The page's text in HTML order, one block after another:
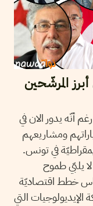
المرشّحين
أنّه يدور الان في
ومشاريعهم
في تونس.
يلبّي طموح
خطط اقتصاديّة
التي